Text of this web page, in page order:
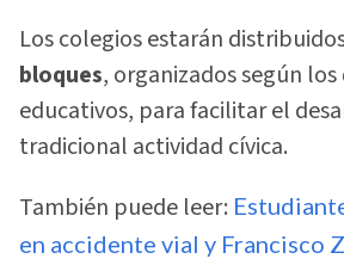
Los colegios estarán
bloques, organizados según
educativos, para facilitar el
tradicional actividad cívica.
También puede leer:
en accidente vial y Francisco